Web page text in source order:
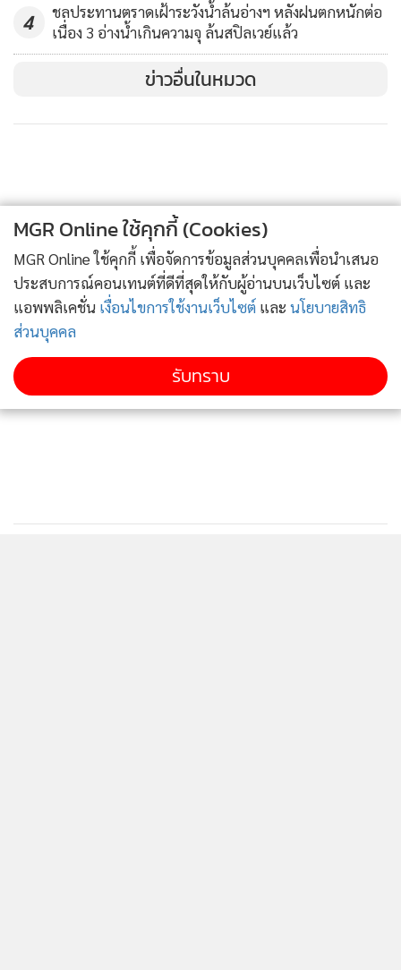
หนุน พร้อมของบประมาณก่อสร้างระบบป้องกันน้ำท่วมและ
ระบายน้ำหลัก วงเงิน 950 ล้านบาท ประกอบด้วย คันป้องกันน้ำ
ท่วม คลองระบายน้ำ ท่อระบายน้ำหลัก และประตูระบายน้ำและ
สถานีสูบน้ำหลัก ทั้งนี้ พล.อ.ประวิตร รับฟัง และบอกว่า “ให้ทำ”
ทรัพยากรน้ำ ประกอบด้วย 5 กิจกรรม ได้แก่ 1.การปรับปรุงเพิ่ม
ประสิทธิภาพแก้มลิง โดยการขุดลอก ปรับปรุงและก่อสร้าง
อาคารประกอบ 2.การปลูกและบำรุงป่าชายเลนทดแทน 3.การ
ปรับปรุงถนนทางเข้าแก้มลิง 4.การศึกษาออกแบบภูมิทัศน์ และ
5.การปรับปรุงภูมิทัศน์และพัฒนาพื้นที่แก้มลิง เมื่อแล้วเสร็จจะ
ช่วยบรรเทาปัญหาน้ำหลากในช่วงฤดูฝนและกักเก็บน้ำได้
ประมาณ 8 ล้าน ลบ.ม. พื้นที่รับประโยชน์ 3,000 ไร่ รวมทั้งยัง
สามารถพัฒนาเป็นสถานที่ท่องเที่ยวเชิงนิเวศและเป็นแหล่งเพาะ
พันธุ์สัตว์น้ำต่างๆ
4
ชลประทานตราดเฝ้าระวังน้ำล้นอ่างฯ หลังฝนตกหนักต่อ
เนื่อง 3 อ่างน้ำเกินความจุ ล้นสปิลเวย์แล้ว
ข่าวอื่นในหมวด
MGR Online ใช้คุกกี้ (Cookies)
MGR Online ใช้คุกกี้ เพื่อจัดการข้อมูลส่วนบุคคลเพื่อนำเสนอ
ประสบการณ์คอนเทนต์ที่ดีที่สุดให้กับผู้อ่านบนเว็บไซต์ และ
แอพพลิเคชั่น เงื่อนไขการใช้งานเว็บไซต์ และ นโยบายสิทธิ
ส่วนบุคคล
รับทราบ